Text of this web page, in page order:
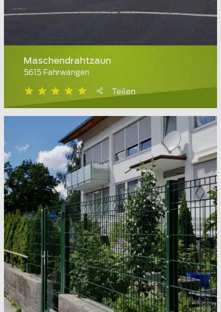
Maschendrahtzaun
5615 Fahrwangen
Teilen